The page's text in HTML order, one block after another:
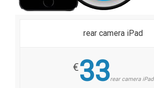
rear camera iPad
€33rear camera iPad